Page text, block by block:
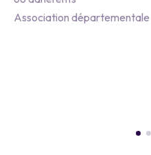
Association départementale